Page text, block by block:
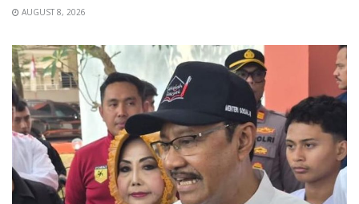
AUGUST 8, 2026